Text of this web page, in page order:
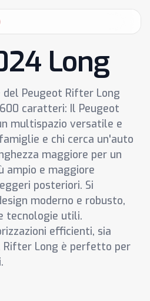
Long
del Peugeot Rifter Long
caratteri: Il Peugeot
multispazio versatile e
e chi cerca un'auto
maggiore per un
ampio e maggiore
posteriori. Si
moderno e robusto,
tecnologie utili.
efficienti, sia
Rifter Long è perfetto per